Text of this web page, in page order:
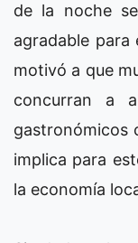
de la noche
agradable para
motivó a que
concurran a
gastronómicos
implica para
la economía